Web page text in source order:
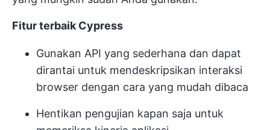
Fitur terbaik Cypress
Gunakan API yang sederhana dan dapat
dirantai untuk mendeskripsikan interaksi
browser dengan cara yang mudah dibaca
Hentikan pengujian kapan saja untuk